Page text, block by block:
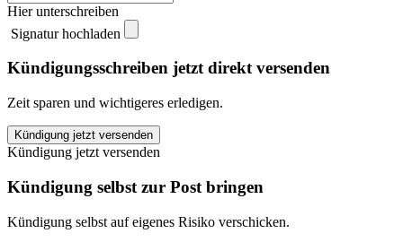
Hier unterschreiben
Signatur hochladen
Kündigungsschreiben jetzt direkt versenden
Zeit sparen und wichtigeres erledigen.
EASYFITNESS
Stadthagen
kündigen
quantity
Kündigung jetzt versenden
Kündigung jetzt versenden
Kündigung selbst zur Post bringen
Kündigung selbst auf eigenes Risiko verschicken.